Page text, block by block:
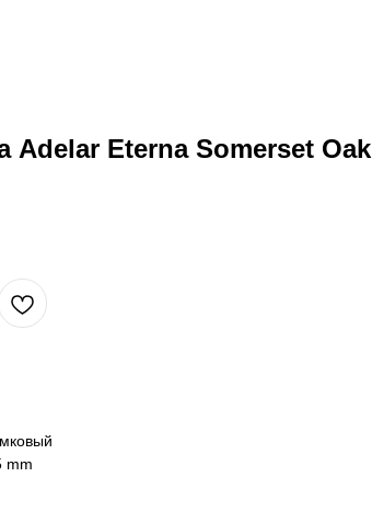
Adelar Eterna Somerset Oak
mm